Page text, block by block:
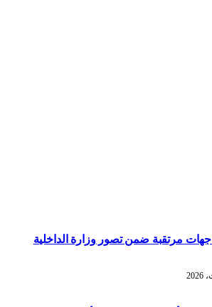
التقسيم الترابي: 4 جهات مرتقبة ضمن تصور وزارة الداخلية